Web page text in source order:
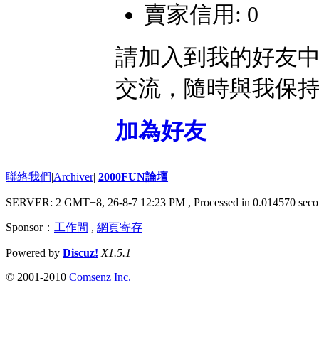
賣家信用: 0
請加入到我的好友
交流，隨時與我保
加為好友
聯絡我們|Archiver| 2000FUN論壇
SERVER: 2 GMT+8, 26-8-7 12:23 PM , Processed in 0.014570
Sponsor： 工作間 , 網頁寄存
Powered by Discuz! X1.5.1
© 2001-2010 Comsenz Inc.